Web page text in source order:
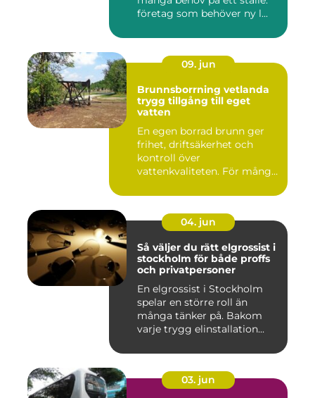
företag som behöver ny l...
09. jun
Brunnsborrning vetlanda
trygg tillgång till eget
vatten
En egen borrad brunn ger
frihet, driftsäkerhet och
kontroll över
vattenkvaliteten. För många
04. jun
Så väljer du rätt elgrossist i
stockholm för både proffs
och privatpersoner
En elgrossist i Stockholm
spelar en större roll än
många tänker på. Bakom
varje trygg elinstallation...
03. jun